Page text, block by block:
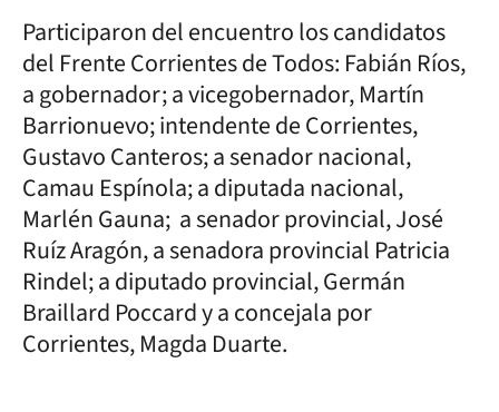
Participaron del encuentro los candidatos
del Frente Corrientes de Todos: Fabián Ríos,
a gobernador; a vicegobernador, Martín
Barrionuevo; intendente de Corrientes,
Gustavo Canteros; a senador nacional,
Camau Espínola; a diputada nacional,
Marlén Gauna; a senador provincial, José
Ruíz Aragón, a senadora provincial Patricia
Rindel; a diputado provincial, Germán
Braillard Poccard y a concejala por
Corrientes, Magda Duarte.